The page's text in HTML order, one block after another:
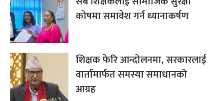
कोषमा समावेश गर्न ध्यानाकर्षण
शिक्षक फेरि आन्दोलनमा, सरकारलाई
वार्तामार्फत समस्या समाधानको
आग्रह